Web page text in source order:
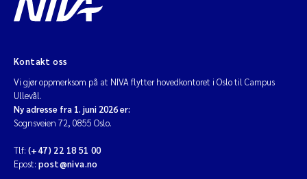
Kontakt oss
Vi gjør oppmerksom på at NIVA flytter hovedkontoret i Oslo til Campus
Ullevål.
Ny adresse fra 1. juni 2026 er:
Sognsveien 72, 0855 Oslo.
Tlf: (+47) 22 18 51 00
Epost: post@niva.no